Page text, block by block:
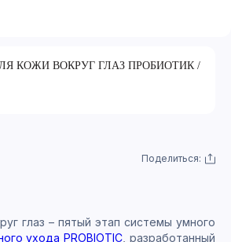
Поделиться:
глаз – пятый этап системы умного
ухода PROBIOTIC , разработанный